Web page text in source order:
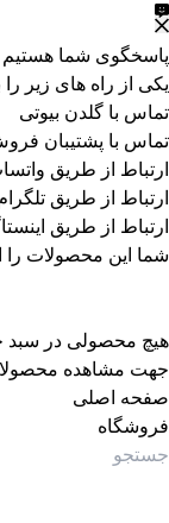
پاسخگوی شما هستیم
یکی از راه های زیر را
تماس با گلدن بیوتی
تماس با پشتیبان
ارتباط از طریق
ارتباط از طریق
ارتباط از طریق
شما این محصولات را
هیچ محصولی در سبد
جهت مشاهده
صفحه اصلی
فروشگاه